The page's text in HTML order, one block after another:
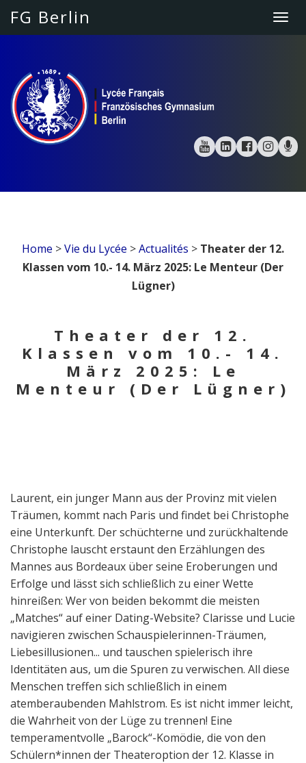
FG Berlin
Home >Vie du Lycée >Actualités > Theater der 12.
Klassen vom 10.- 14. März 2025: Le Menteur (Der
Lügner)
Theater der 12.
Klassen vom 10.- 14.
März 2025: Le
Menteur (Der Lügner)
Laurent, ein junger Mann aus der Provinz mit vielen
Träumen, kommt nach Paris und findet bei Christophe
eine Unterkunft. Der schüchterne und zurückhaltende
Christophe lauscht erstaunt den Erzählungen des
Mannes aus Bordeaux über seine Eroberungen und
Erfolge und lässt sich schließlich zu einer Wette
hinreißen: Wer von beiden bekommt die meisten
„Matches“ auf einer Dating-Website? Clarisse und Lucie
navigieren zwischen Schauspielerinnen-Träumen,
Liebesillusionen... und tauschen spielerisch ihre
Identitäten aus, um die Spuren zu verwischen. All diese
Menschen treffen sich schließlich in einem
atemberaubenden Mahlstrom. Es ist nicht immer leicht,
die Wahrheit von der Lüge zu trennen! Eine
temperamentvolle „Barock“-Komödie, die von den
Schülern*innen der Theateroption der 12. Klasse in